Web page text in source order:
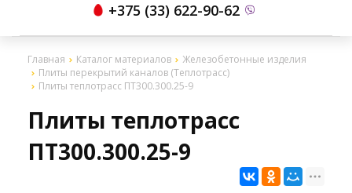
+375 (33) 622-90-62
Главная Каталог материалов
Железобетонные изделия
Плиты перекрытий каналов (Теплотрасс)
Плиты теплотрасс ПТ300.300.25-9
Плиты теплотрасс
ПТ300.300.25-9